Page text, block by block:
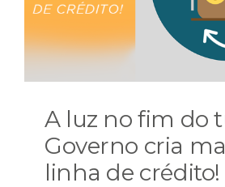
A luz no fim do
Governo cria
linha de crédito!